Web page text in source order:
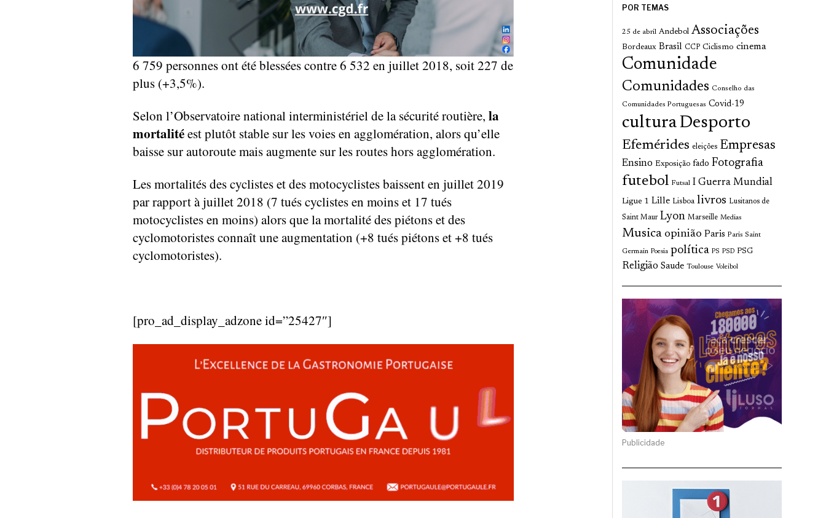
6 759 personnes ont été blessées contre 6 532 en juillet 2018, soit 227 de
plus (+3,5%).
Selon l’Observatoire national interministériel de la sécurité routière, la
mortalitéest plutôt stable sur les voies en agglomération, alors qu’elle
baisse sur autoroute mais augmente sur les routes hors agglomération.
Les mortalités des cyclistes et des motocyclistes baissent en juillet 2019
par rapport à juillet 2018 (7 tués cyclistes en moins et 17 tués
motocyclistes en moins) alors que la mortalité des piétons et des
cyclomotoristes connaît une augmentation (+8 tués piétons et +8 tués
cyclomotoristes).
[pro_ad_display_adzone id=”25427″]
POR TEMAS
25 de abril Andebol Associações
Bordeaux Brasil CCP Ciclismo cinema
Comunidade
Comunidades Conselho das
Comunidades Portuguesas Covid-19
culturaDesporto
Efemérides eleições Empresas
Ensino Exposição fado Fotografia
futebol Futsal I Guerra Mundial
Ligue 1 Lille Lisboa livros Lusitanos de
Saint Maur Lyon Marseille Medias
Musica opinião Paris Paris Saint
Germain Poesia política PS PSD PSG
Religião Saude Toulouse Voleibol
Publicidade